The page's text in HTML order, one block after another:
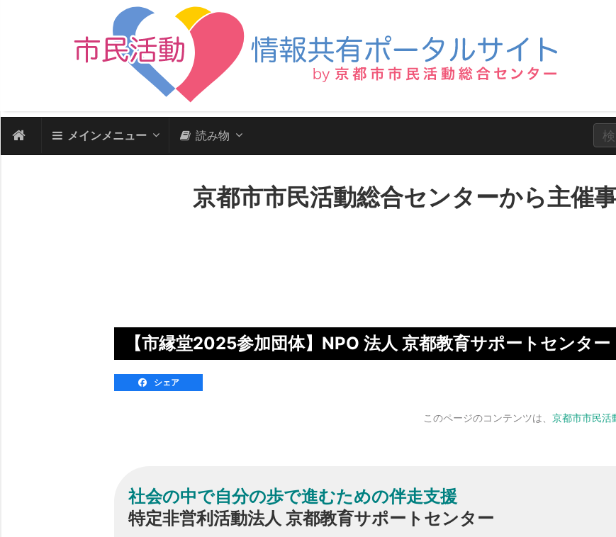
メインメニュー 読み物
京都市市民活動総合センターから主催
【市縁堂2025参加団体】NPO 法人 京都教育サポートセンター
シェア
このページのコンテンツは、 京都市市民活
社会の中で自分の歩で進むための伴走支援
特定非営利活動法人 京都教育サポートセンター